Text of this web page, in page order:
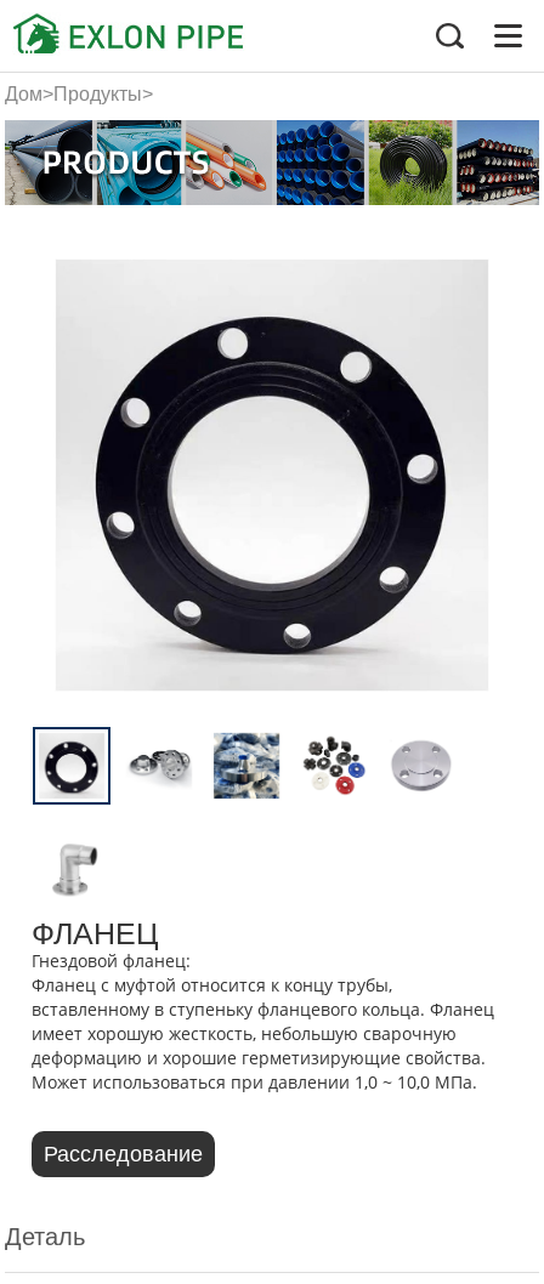
Дом>Продукты>
ФЛАНЕЦ И КЛАПАН>
ФЛАНЕЦ>ФЛАНЕЦ
ФЛАНЕЦ
Гнездовой фланец:
Фланец с муфтой относится к концу трубы,
вставленному в ступеньку фланцевого кольца. Фланец
имеет хорошую жесткость, небольшую сварочную
деформацию и хорошие герметизирующие свойства.
Может использоваться при давлении 1,0 ~ 10,0 МПа.
Расследование
Деталь